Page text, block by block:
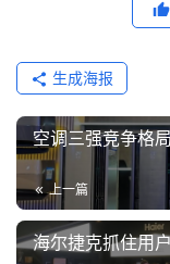
生成海报
空调三强竞争格
上一篇
海尔捷克抓住用